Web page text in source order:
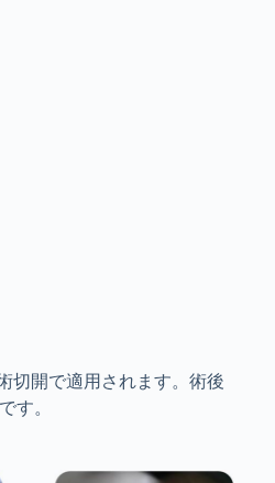
切開で適用されます。術後
す。